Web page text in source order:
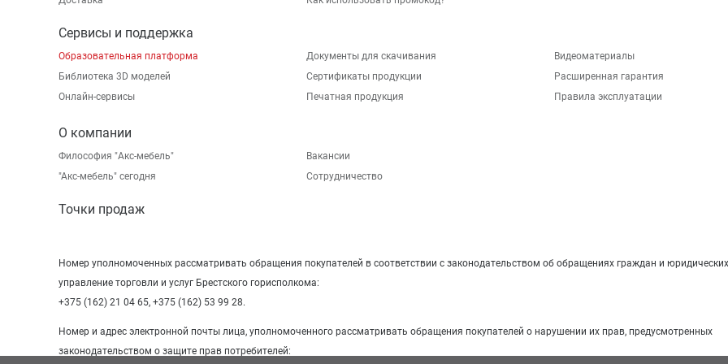
Сервисы и поддержка
Образовательная платформа
Библиотека 3D моделей
Онлайн-сервисы
Документы для скачивания
Сертификаты продукции
Печатная продукция
Видеоматериалы
Расширенная гарантия
Правила эксплуатации
О компании
Философия "Акс-мебель"
"Aкс-мебель" сегодня
Вакансии
Сотрудничество
Точки продаж
Номер уполномоченных рассматривать обращения покупателей в соответствии с законодательством об обращениях граждан и
управление торговли и услуг Брестского горисполкома:
+375 (162) 21 04 65, +375 (162) 53 99 28.
Номер и адрес электронной почты лица, уполномоченного рассматривать обращения покупателей о нарушении их прав, предусмотренных
законодательством о защите прав потребителей: